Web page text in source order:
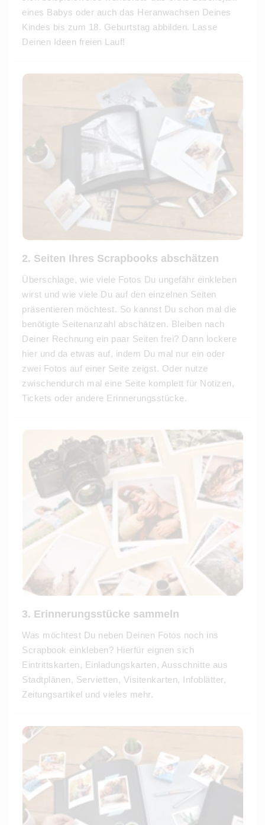
eines Babys oder auch das Heranwachsen Deines
Kindes bis zum 18. Geburtstag abbilden. Lasse
Deinen Ideen freien Lauf!
2. Seiten Ihres Scrapbooks abschätzen
Überschlage, wie viele Fotos Du ungefähr einkleben
wirst und wie viele Du auf den einzelnen Seiten
präsentieren möchtest. So kannst Du schon mal die
benötigte Seitenanzahl abschätzen. Bleiben nach
Deiner Rechnung ein paar Seiten frei? Dann lockere
hier und da etwas auf, indem Du mal nur ein oder
zwei Fotos auf einer Seite zeigst. Oder nutze
zwischendurch mal eine Seite komplett für Notizen,
Tickets oder andere Erinnerungsstücke.
3. Erinnerungsstücke sammeln
Was möchtest Du neben Deinen Fotos noch ins
Scrapbook einkleben? Hierfür eignen sich
Eintrittskarten, Einladungskarten, Ausschnitte aus
Stadtplänen, Servietten, Visitenkarten, Infoblätter,
Zeitungsartikel und vieles mehr.